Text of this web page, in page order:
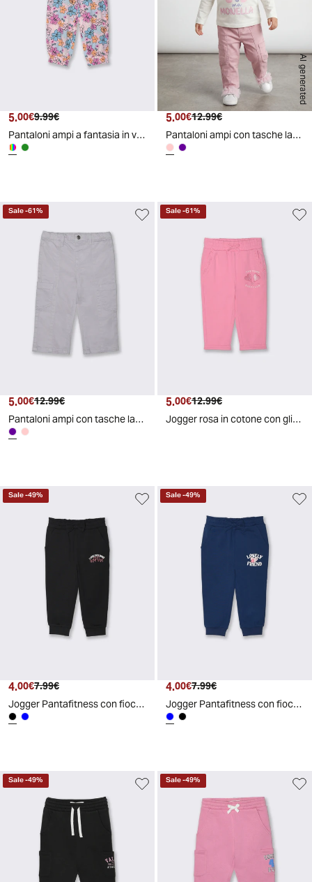
Prezzo attuale
5.00€ Prezzo originale
9.99€
Pantaloni ampi a fantasia in viscosa - Fantasia
AI generated
Prezzo attuale
5.00€ Prezzo originale
12.99€
Pantaloni ampi con tasche laterali - Rosa chiaro
Sale-61%
Prezzo attuale
5.00€ Prezzo originale
12.99€
Pantaloni ampi con tasche laterali - Lilla
Sale-61%
Prezzo attuale
5.00€ Prezzo originale
12.99€
Jogger rosa in cotone con glitter e fiocco - Rosa
Sale-49%
Prezzo attuale
4.00€ Prezzo originale
7.99€
Jogger Pantafitness con fiocco e stampa - Nero
Sale-49%
Prezzo attuale
4.00€ Prezzo originale
7.99€
Jogger Pantafitness con fiocco e stampa - Blu
Sale-49% Sale-49%